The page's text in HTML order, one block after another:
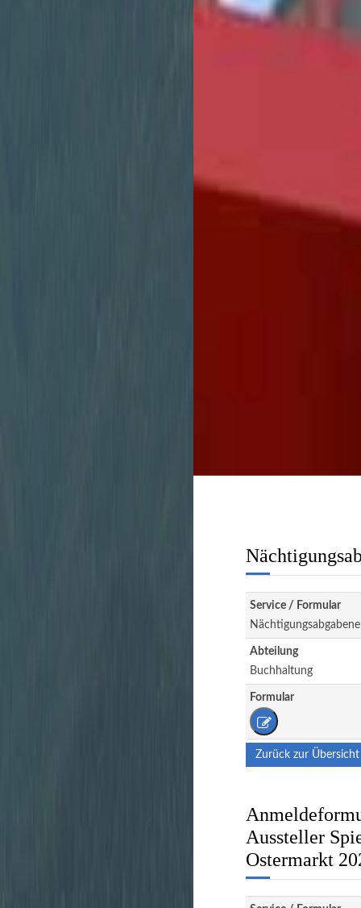
Service / Formular
Abteilung
Buchhaltung
Formular
Zurück zur Übersicht
Aussteller
Ostermarkt